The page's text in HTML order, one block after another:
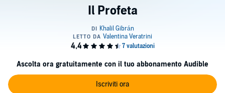
Il Profeta
Ascolta ora gratuitamente con il tuo abbonamento Audible
Iscriviti ora